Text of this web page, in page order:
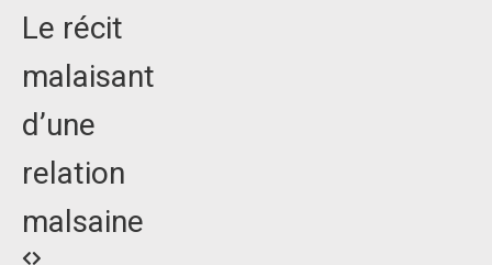
Le récit
malaisant
d’une
relation
malsaine